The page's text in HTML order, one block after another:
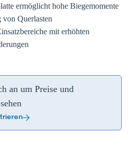
ermöglicht hohe Biegemomente
von Querlasten
mit erhöhten
an um Preise und